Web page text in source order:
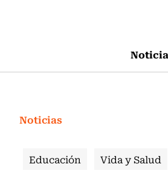
Noticias
Educación Vida y Salud